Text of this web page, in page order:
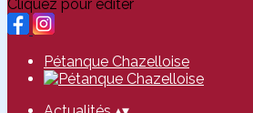
Cliquez pour éditer
Pétanque Chazelloise